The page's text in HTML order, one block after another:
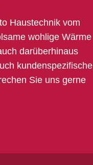
Haustechnik vom
wohlige Wärme
darüberhinaus
kundenspezifische
Sie uns gerne